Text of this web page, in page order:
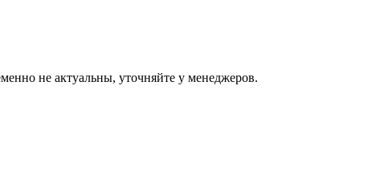
не актуальны, уточняйте у менеджеров.